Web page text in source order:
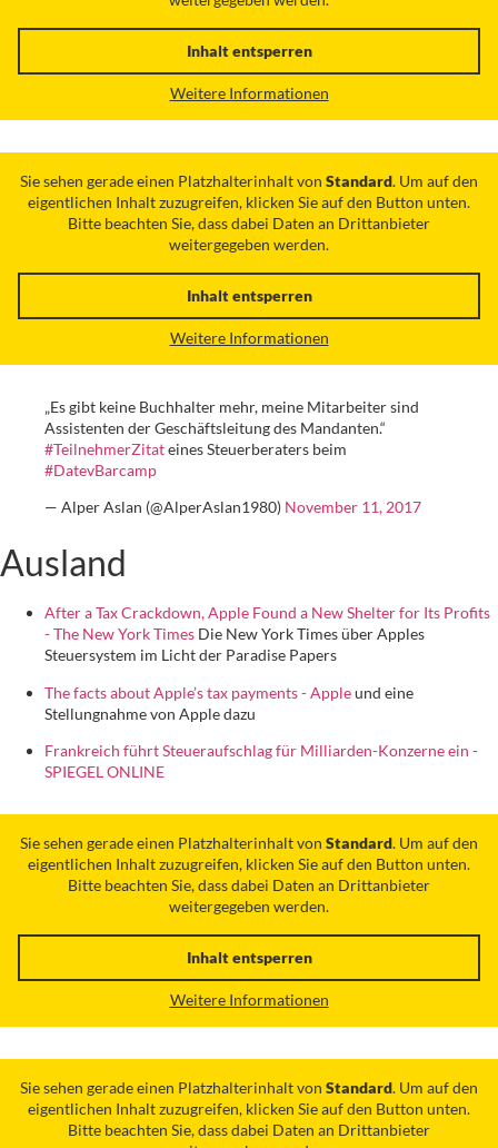
Inhalt entsperren
Weitere Informationen
Sie sehen gerade einen Platzhalterinhalt von Standard. Um auf den
eigentlichen Inhalt zuzugreifen, klicken Sie auf den Button unten.
Bitte beachten Sie, dass dabei Daten an Drittanbieter
weitergegeben werden.
Inhalt entsperren
Weitere Informationen
„Es gibt keine Buchhalter mehr, meine Mitarbeiter sind
Assistenten der Geschäftsleitung des Mandanten.“
#TeilnehmerZitateines Steuerberaters beim
#DatevBarcamp
— Alper Aslan (@AlperAslan1980) November 11, 2017
Ausland
After a Tax Crackdown, Apple Found a New Shelter for Its Profits
- The New York Times Die New York Times über Apples
Steuersystem im Licht der Paradise Papers
The facts about Apple’s tax payments - Appleund eine
Stellungnahme von Apple dazu
Frankreich führt Steueraufschlag für Milliarden-Konzerne ein -
SPIEGEL ONLINE
Sie sehen gerade einen Platzhalterinhalt von Standard. Um auf den
eigentlichen Inhalt zuzugreifen, klicken Sie auf den Button unten.
Bitte beachten Sie, dass dabei Daten an Drittanbieter
weitergegeben werden.
Inhalt entsperren
Weitere Informationen
Sie sehen gerade einen Platzhalterinhalt von Standard. Um auf den
eigentlichen Inhalt zuzugreifen, klicken Sie auf den Button unten.
Bitte beachten Sie, dass dabei Daten an Drittanbieter